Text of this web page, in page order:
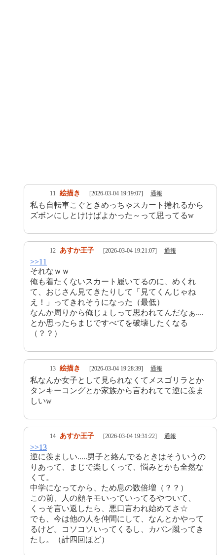
11 絵描き [2026-03-04 19:19:07] 通報
私も自転車こぐときめっちゃスカート捲れるから
ズボンにしとけけばよかった～って思ってるw
12 あすか王子 [2026-03-04 19:21:07] 通報
>>11
それなｗｗ
俺も着たくないスカート履いてるのに、めくれ
て、おじさん見てきたりして「見てくんじゃね
え！」ってきれそうになった（最低）
なんか周りから俺じょしって思われてんだなぁ....
とか思ったらまじですべてを破壊したくなる
（？？）
13 絵描き [2026-03-04 19:28:39] 通報
私なんか女子として見られなくてメスゴリラとか
タンキーコングとか家族から言われてて逆に羨ま
しいw
14 あすか王子 [2026-03-04 19:31:22] 通報
>>13
逆に羨ましい.....男子と絡んでるときはそういうの
りあって、まじで楽しくって、悩みとかも全然な
くて。
中学になってから、ため息の数倍増（？？）
この前、人の顔キモいっていってるやついて、
くっそ言い返したら、悪口言われ始めてさ☆
でも、今は他の人を仲間にして、なんとかやって
るけど。コソコソいってくるし、カバン蹴ってき
たし。（計四回ほど）